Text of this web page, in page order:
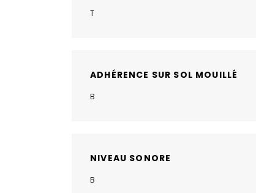
T
ADHÉRENCE SUR SOL MOUILLÉ
B
NIVEAU SONORE
B